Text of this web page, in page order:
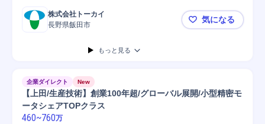
株式会社トーカイ
長野県飯田市
【長野県飯
気になる
もっと見る
企業ダイレクト New
【上田/生産技術】創業100年超/グローバル展開/小型精密モ
ータシェアTOPクラス
460~760万